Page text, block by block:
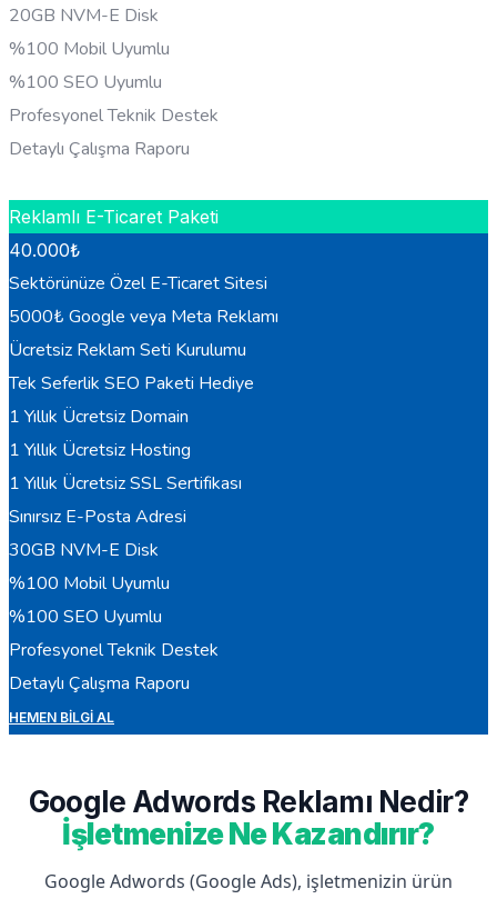
20GB NVM-E Disk
%100 Mobil Uyumlu
%100 SEO Uyumlu
Profesyonel Teknik Destek
Detaylı Çalışma Raporu
Reklamlı E-Ticaret Paketi
40.000₺
Sektörünüze Özel E-Ticaret Sitesi
5000₺ Google veya Meta Reklamı
Ücretsiz Reklam Seti Kurulumu
Tek Seferlik SEO Paketi Hediye
1 Yıllık Ücretsiz Domain
1 Yıllık Ücretsiz Hosting
1 Yıllık Ücretsiz SSL Sertifikası
Sınırsız E-Posta Adresi
30GB NVM-E Disk
%100 Mobil Uyumlu
%100 SEO Uyumlu
Profesyonel Teknik Destek
Detaylı Çalışma Raporu
HEMEN BILGI AL
Google Adwords Reklamı Nedir?
İşletmenize Ne Kazandırır?
Google Adwords (Google Ads), işletmenizin ürün